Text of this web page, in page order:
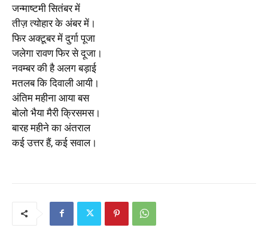
जन्माष्टमी सितंबर में
तीज़ त्योहार के अंबर में।
फिर अक्टूबर में दुर्गा पूजा
जलेगा रावण फिर से दूजा।
नवम्बर की है अलग बड़ाई
मतलब कि दिवाली आयी।
अंतिम महीना आया बस
बोलो भैया मैरी क्रिसमस।
बारह महीने का अंतराल
कई उत्तर हैं, कई सवाल।